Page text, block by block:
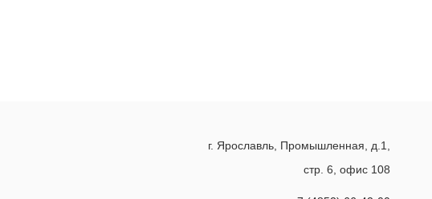
г. Ярославль, Промышленная, д.1,
стр. 6, офис 108